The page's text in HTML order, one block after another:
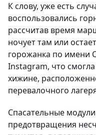
К слову, уже есть
воспользовались
рассчитав время
ночует там или
горожанка по имени
Instagram, что
хижине,
перевалочного
Спасательные
предотвращения